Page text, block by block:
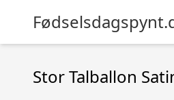
Stor Talballon